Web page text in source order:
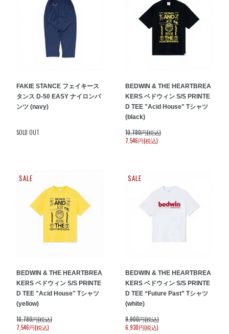
FAKIE STANCE フェイキース
タンス D-50 EASY ナイロンパ
ンツ (navy)
SOLD OUT
BEDWIN & THE HEARTBREA
KERS ベドウィン S/S PRINTE
D TEE "Acid House" Tシャツ
(black)
10,780円(税込)
7,546円(税込)
SALE
BEDWIN & THE HEARTBREA
KERS ベドウィン S/S PRINTE
D TEE "Acid House" Tシャツ
(yellow)
10,780円(税込)
7,546円(税込)
SALE
BEDWIN & THE HEARTBREA
KERS ベドウィン S/S PRINTE
D TEE “Future Past” Tシャツ
(white)
9,900円(税込)
6,930円(税込)